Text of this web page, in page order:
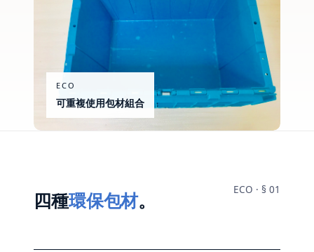
ECO
可重複使用包材組合
四種環保包材。 ECO · § 01